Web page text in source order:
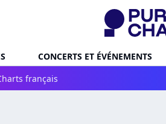
CONCERTS ET ÉVÉNEMENTS
français